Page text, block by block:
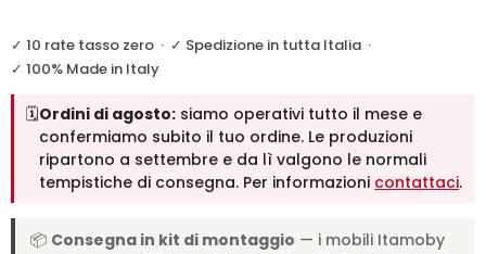
✓ 10 rate tasso zero · ✓ Spedizione in tutta Italia ·
✓ 100% Made in Italy
🗓️Ordini di agosto: siamo operativi tutto il mese e
confermiamo subito il tuo ordine. Le produzioni
ripartono a settembre e da lì valgono le normali
tempistiche di consegna. Per informazioni contattaci.
📦 Consegna in kit di montaggio — i mobili Itamoby